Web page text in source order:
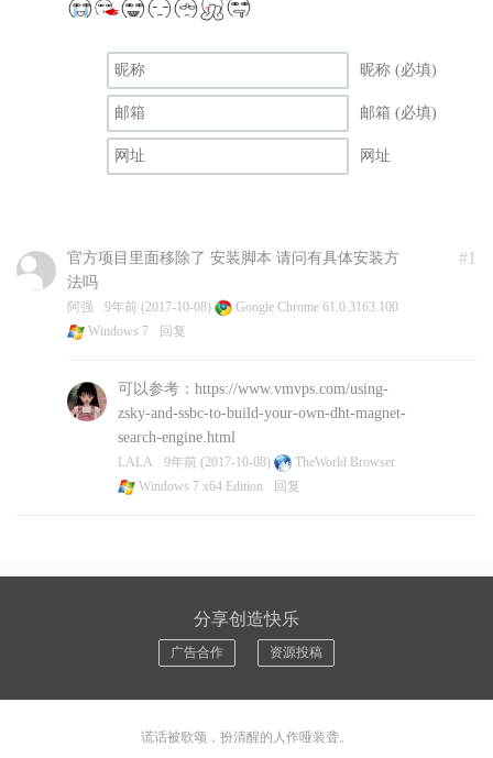
昵称 (必填)
邮箱 (必填)
网址
#1
官方项目里面移除了 安装脚本 请问有具体安装方
法吗
阿强 9年前 (2017-10-08)
Google Chrome 61.0.3163.100
Windows 7
回复
可以参考：https://www.vmvps.com/using-
zsky-and-ssbc-to-build-your-own-dht-magnet-
search-engine.html
LALA 9年前 (2017-10-08)
TheWorld Browser
Windows 7 x64 Edition
回复
分享创造快乐
广告合作 资源投稿
谎话被歌颂，扮清醒的人作哑装聋。